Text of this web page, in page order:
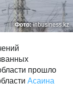
Фото:inbusiness.kz
прошло
Асаина